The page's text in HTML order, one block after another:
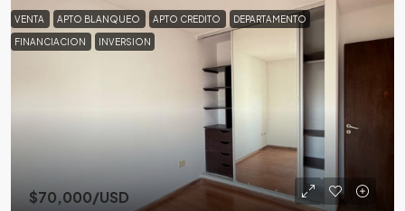
VENTA APTO BLANQUEO APTO CREDITO DEPARTAMENTO
FINANCIACION INVERSION
$70,000/USD